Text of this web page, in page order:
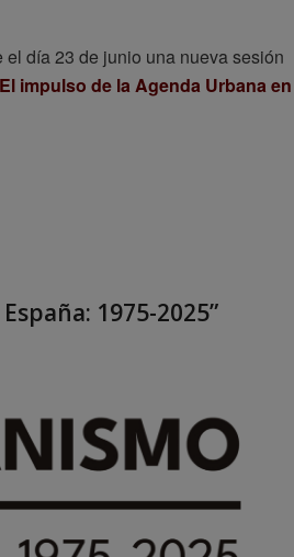
día 23 de junio una nueva sesión
impulso de la Agenda Urbana en
1975-2025”